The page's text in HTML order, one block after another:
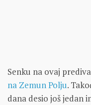
Senku na ovaj
na Zemun Polju.
dana desio još jedan